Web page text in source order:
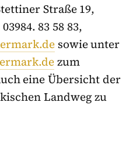
Straße 19,
83 58 83,
sowie unter
zum
eine Übersicht der
Landweg zu